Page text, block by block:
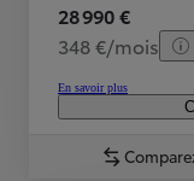
28 990 €
348 €/mois
En savoir plus